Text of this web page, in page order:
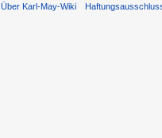
Über Karl-May-Wiki